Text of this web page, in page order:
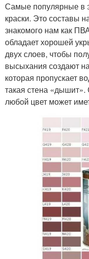
Самые популярные в
краски. Это составы
знакомого нам как
обладает хорошей
двух слоев, чтобы
высыхания создают
которая пропускает
такая стена
любой цвет может